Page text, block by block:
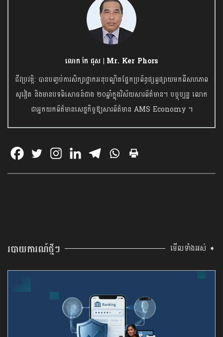
លោក កែ ផុស | Mr. Ker Phors
ជីវប្រវត្តិ: បានបញ្ចប់ការសិក្សាថ្នាកអនុបណ្ឌិតផ្នែកប្រព័ន្ធផ្សព្វផ្សាយមកពីសហភាព
សូវៀត និងមានបទពិសោធន៍ជាង ២០ឆ្នាំក្នុងវិស័យសារព័ត៌មាន។ បច្ចុប្បន្ន លោក
ជាអ្នកយកព័ត៌មានសេដ្ឋកិច្ចឱ្យសារព័ត៌មាន AMS Economy ។
របាយការណ៍ថ្មីៗ មើលទាំងអស់ ➧